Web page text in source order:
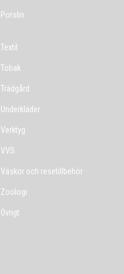
Porslin
Textil
Tobak
Trädgård
Underkläder
Verktyg
VVS
Väskor och resetillbehör
Zoologi
Övrigt